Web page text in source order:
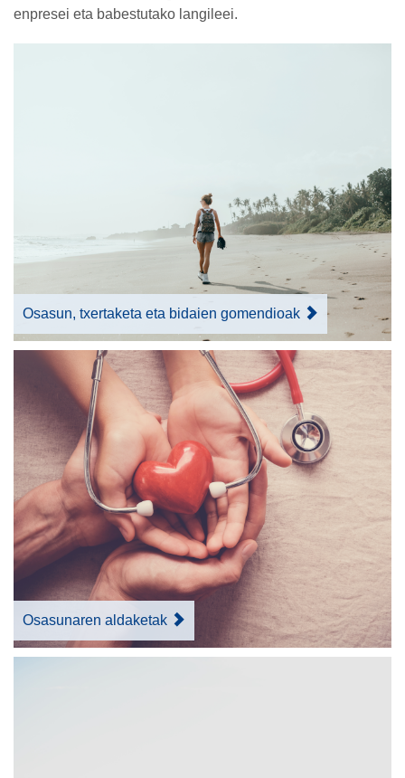
enpresei eta babestutako langileei.
Osasun, txertaketa eta bidaien gomendioak
Osasunaren aldaketak